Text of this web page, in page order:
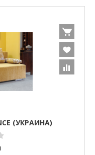
(УКРАИНА)